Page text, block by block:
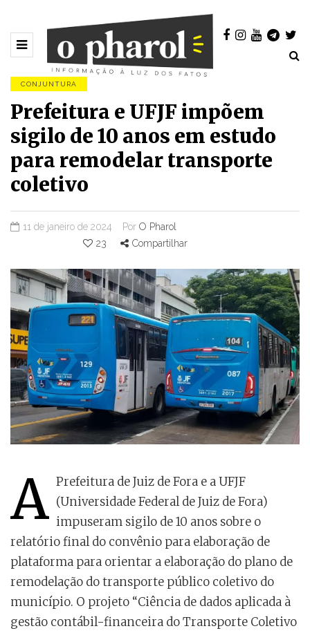
CONJUNTURA
Prefeitura e UFJF impõem
sigilo de 10 anos em estudo
para remodelar transporte
coletivo
11 de janeiro de 2024 Por O Pharol
23
Compartilhar
A Prefeitura de Juiz de Fora e a UFJF
(Universidade Federal de Juiz de Fora)
impuseram sigilo de 10 anos sobre o
relatório final do convênio para elaboração de
plataforma para orientar a elaboração do plano de
remodelação do transporte público coletivo do
município. O projeto “Ciência de dados aplicada à
gestão contábil-financeira do Transporte Coletivo